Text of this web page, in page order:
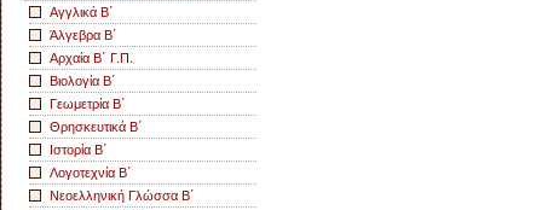
Αγγλικά Β΄
Άλγεβρα Β΄
Αρχαία Β΄ Γ.Π.
Βιολογία Β΄
Γεωμετρία Β΄
Θρησκευτικά Β΄
Ιστορία Β΄
Λογοτεχνία Β΄
Νεοελληνική Γλώσσα Β΄